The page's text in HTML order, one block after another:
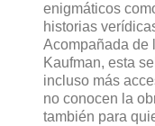
enigmáticos
historias
Acompañada de
Kaufman, esta
incluso más
no conocen la
también para